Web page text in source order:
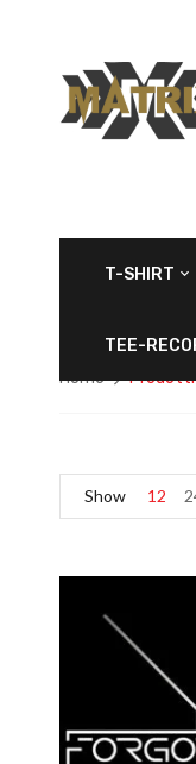
T-SHIRT
TEE-
Home
Show 12